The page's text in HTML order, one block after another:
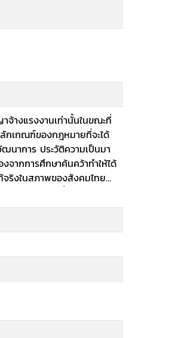
จ้างแรงงานเท่านั้นในขณะที่
เกณฑ์ของกฎหมายที่จะได้
นาการ ประวัติความเป็นมา
ากการศึกษาค้นคว้าทำให้ได้
ริงในสภาพของสังคมไทย
ผู้ใช้แรงงานซึ่งเป็นผู้รับ
สนอแนวทางแก้ไขเพิ่มเติม
ำของ